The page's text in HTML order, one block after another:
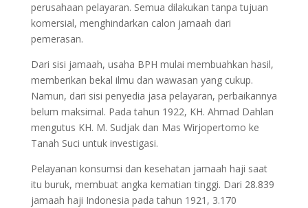
perusahaan pelayaran. Semua dilakukan tanpa tujuan
komersial, menghindarkan calon jamaah dari
pemerasan.
Dari sisi jamaah, usaha BPH mulai membuahkan hasil,
memberikan bekal ilmu dan wawasan yang cukup.
Namun, dari sisi penyedia jasa pelayaran, perbaikannya
belum maksimal. Pada tahun 1922, KH. Ahmad Dahlan
mengutus KH. M. Sudjak dan Mas Wirjopertomo ke
Tanah Suci untuk investigasi.
Pelayanan konsumsi dan kesehatan jamaah haji saat
itu buruk, membuat angka kematian tinggi. Dari 28.839
jamaah haji Indonesia pada tahun 1921, 3.170